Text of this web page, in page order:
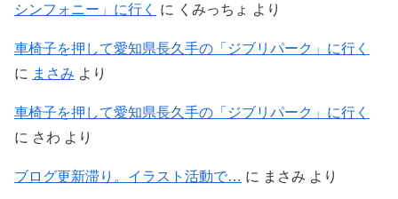
シンフォニー」に行く
に くみっちょ より
車椅子を押して愛知県長久手の「ジブリパーク」に行く
に まさみ より
車椅子を押して愛知県長久手の「ジブリパーク」に行く
に さわ より
ブログ更新滞り。イラスト活動で… に まさみ より